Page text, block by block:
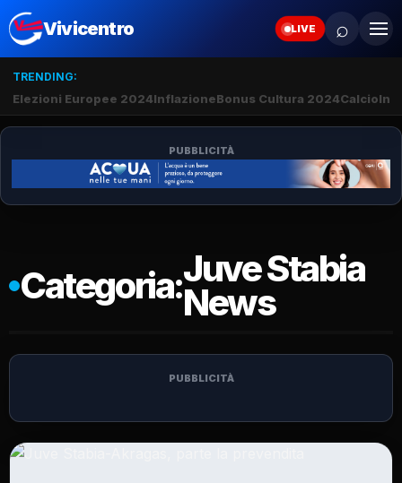
Vivicentro LIVE ⌕
TRENDING:
Elezioni Europee 2024InflazioneBonus Cultura 2024Calcio
PUBBLICITÀ
Categoria:Juve Stabia
News
PUBBLICITÀ